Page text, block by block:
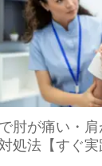
肘が痛い・
処法【すぐ実